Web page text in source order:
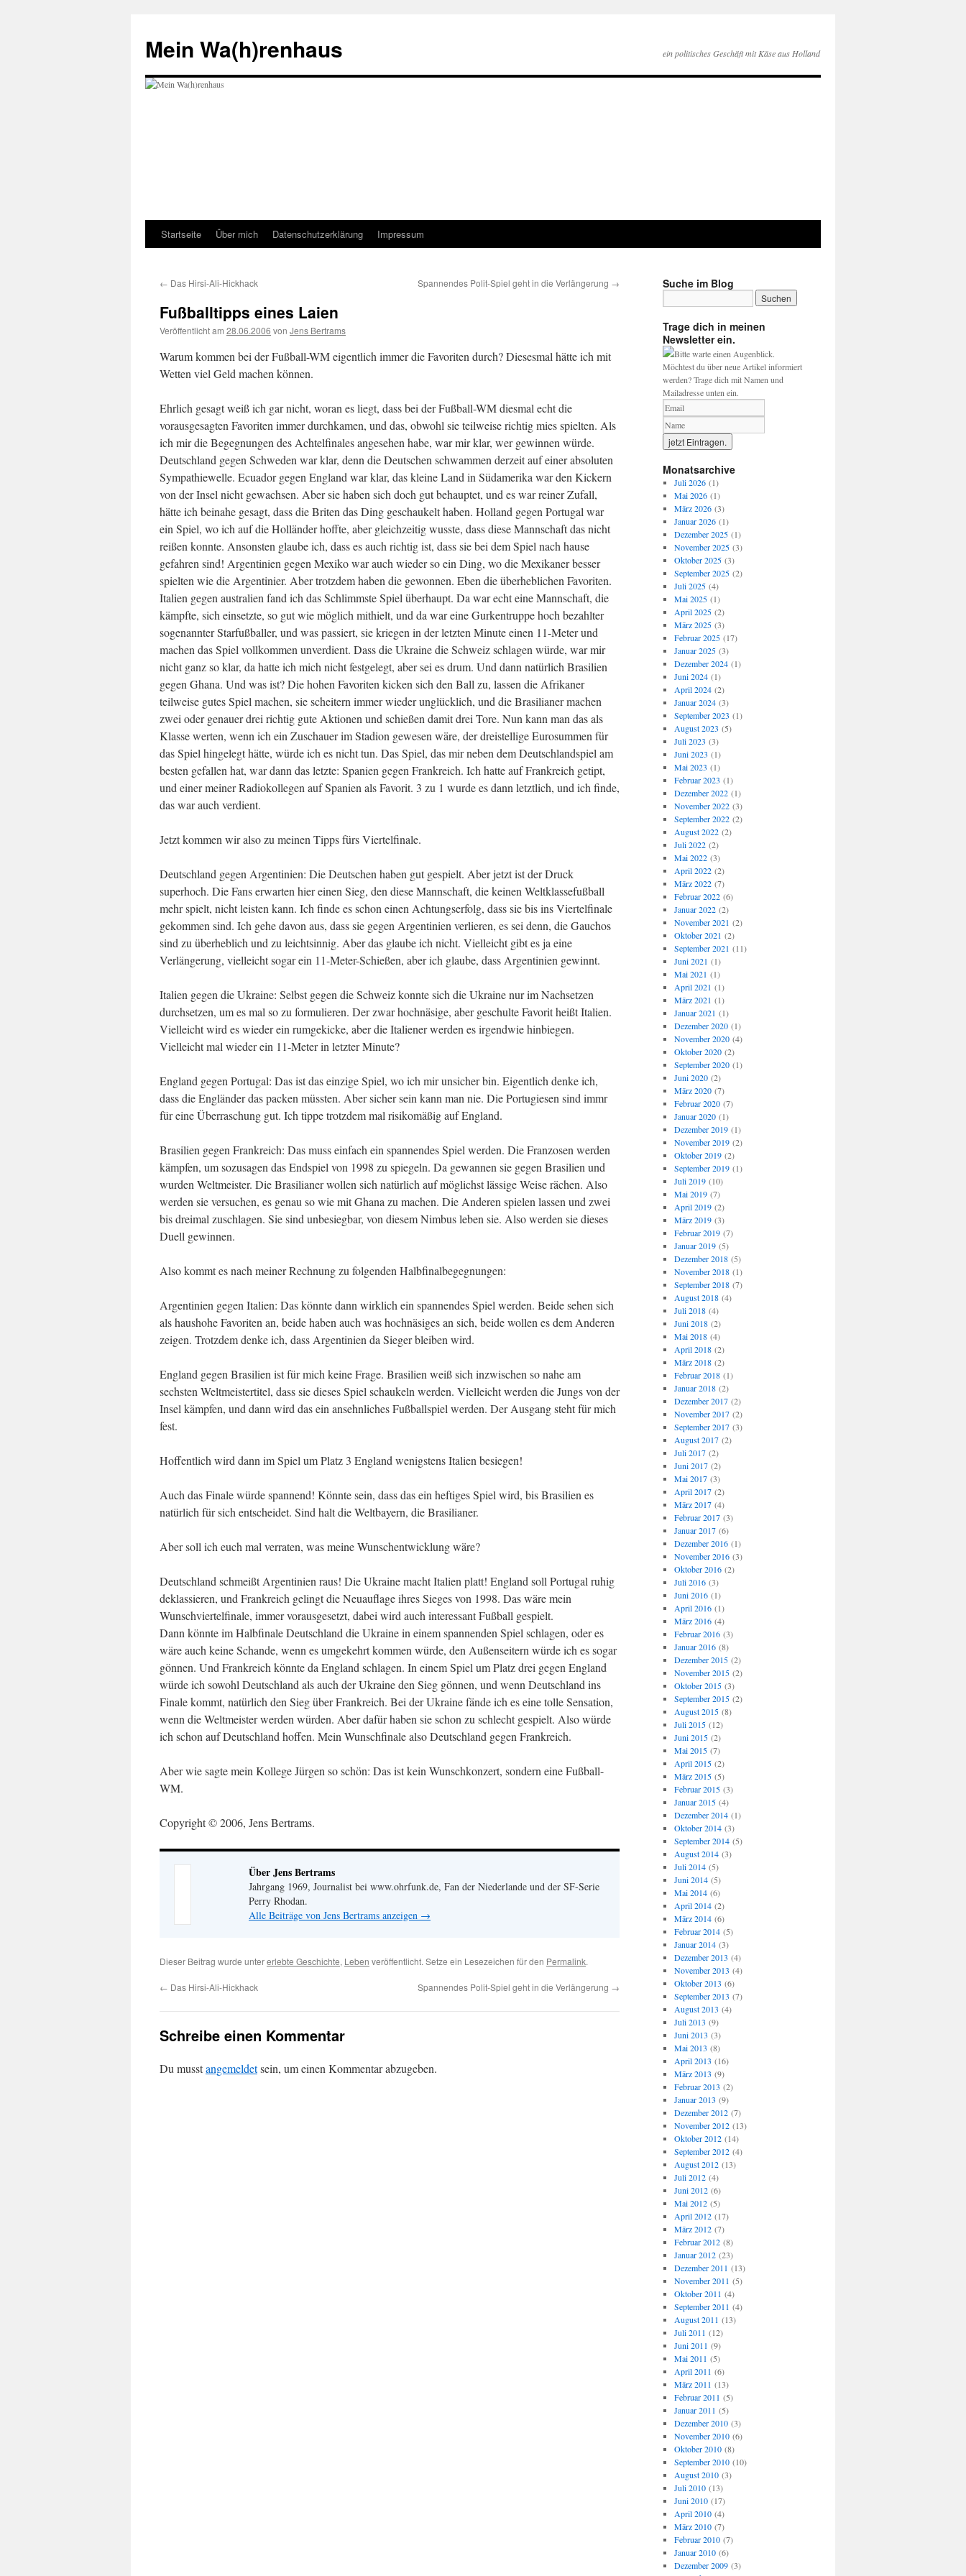
springen
Mein Wa(h)renhaus ein politisches Geschäft mit Käse aus Holland
Startseite Über mich Datenschutzerklärung Impressum
← Das Hirsi-Ali-Hickhack Spannendes Polit-Spiel geht in die Verlängerung →
Fußballtipps eines Laien
Veröffentlicht am 28.06.2006 von Jens Bertrams
Warum kommen bei der Fußball-WM eigentlich immer die Favoriten durch? Diesesmal hätte ich mit
Wetten viel Geld machen können.
Ehrlich gesagt weiß ich gar nicht, woran es liegt, dass bei der Fußball-WM diesmal echt die
vorausgesagten Favoriten immer durchkamen, und das, obwohl sie teilweise richtig mies spielten. Als
ich mir die Begegnungen des Achtelfinales angesehen habe, war mir klar, wer gewinnen würde.
Deutschland gegen Schweden war klar, denn die Deutschen schwammen derzeit auf einer absoluten
Sympathiewelle. Ecuador gegen England war klar, das kleine Land in Südamerika war den Kickern
von der Insel nicht gewachsen. Aber sie haben sich doch gut behauptet, und es war reiner Zufall,
hätte ich beinahe gesagt, dass die Briten das Ding geschaukelt haben. Holland gegen Portugal war
ein Spiel, wo ich auf die Holländer hoffte, aber gleichzeitig wusste, dass diese Mannschaft das nicht
reißen konnte. Ansonsten glaube ich, dass es auch richtig ist, dass sie bei dem Spiel nach hause
gefahren sind! Argentinien gegen Mexiko war auch wieder so ein Ding, wo die Mexikaner besser
spielten wie die Argentinier. Aber trotzdem haben die gewonnen. Eben die überheblichen Favoriten.
Italien gegen australien fand ich das Schlimmste Spiel überhaupt. Da war echt eine Mannschaft, die
kämpfte, sich einsetzte, so gut wie möglich mithielt, und da war eine Gurkentruppe hoch bezahlter
sogenannter Starfußballer, und was passiert, sie kriegen in der letzten Minute einen 11-Meter und
machen das Spiel vollkommen unverdient. Dass die Ukraine die Schweiz schlagen würde, war mir
nicht ganz so klar, da hatte ich mich nicht festgelegt, aber sei es drum. Und dann natürlich Brasilien
gegen Ghana. Und was ist? Die hohen Favoriten kicken sich den Ball zu, lassen die Afrikaner
teilweise gutes Spiel machen, sie scheitern immer wieder unglücklich, und die Brasilianer machen
zwei oder genauer drei richtig gute Aktionen und schießen damit drei Tore. Nun kann man das als
Klasse werten, wenn ich ein Zuschauer im Stadion gewesen wäre, der dreistellige Eurosummen für
das Spiel hingelegt hätte, würde ich es nicht tun. Das Spiel, das mir neben dem Deutschlandspiel am
besten gefallen hat, war dann das letzte: Spanien gegen Frankreich. Ich hatte auf Frankreich getipt,
und einer meiner Radiokollegen auf Spanien als Favorit. 3 zu 1 wurde es dann letztlich, und ich finde,
das war auch verdient.
Jetzt kommen wir also zu meinen Tipps fürs Viertelfinale.
Deutschland gegen Argentinien: Die Deutschen haben gut gespielt. Aber jetzt ist der Druck
superhoch. Die Fans erwarten hier einen Sieg, den diese Mannschaft, die keinen Weltklassefußball
mehr spielt, nicht leisten kann. Ich finde es schon einen Achtungserfolg, dass sie bis ins Viertelfinale
gekommen sind. Ich gehe davon aus, dass sie gegen Argentinien verlieren, es sei denn, die Gauchos
sind zu überheblich und zu leichtsinnig. Aber das glaube ich nicht. Vielleicht gibt es ja eine
Verlängerung, vielleicht sogar ein 11-Meter-Schießen, aber ich glaube, dass Argentinien gewinnt.
Italien gegen die Ukraine: Selbst gegen die Schweiz konnte sich die Ukraine nur im Nachsetzen
durchsetzen, um es mal so zu formulieren. Der zwar hochnäsige, aber geschulte Favorit heißt Italien.
Vielleicht wird es wieder ein rumgekicke, aber die Italiener werden es irgendwie hinbiegen.
Vielleicht mal wieder ein 11-Meter in letzter Minute?
England gegen Portugal: Das ist das einzige Spiel, wo ich mir unsicher bin. Eigentlich denke ich,
dass die Engländer das packen müssten. Aber sicher sein kann man nie. Die Portugiesen sind immr
für eine Überraschung gut. Ich tippe trotzdem mal risikomäßig auf England.
Brasilien gegen Frankreich: Das muss einfach ein spannendes Spiel werden. Die Franzosen werden
kämpfen, um sozusagen das Endspiel von 1998 zu spiegeln. Da gewannen sie gegen Brasilien und
wurden Weltmeister. Die Brasilianer wollen sich natürlich auf möglichst lässige Weise rächen. Also
werden sie versuchen, es genau so wie mit Ghana zu machen. Die Anderen spielen lassen und zwei
bis dreimal zuschlagen. Sie sind unbesiegbar, von diesem Nimbus leben sie. Also werden sie dieses
Duell gewinnen.
Also kommt es nach meiner Rechnung zu folgenden Halbfinalbegegnungen:
Argentinien gegen Italien: Das könnte dann wirklich ein spannendes Spiel werden. Beide sehen sich
als haushohe Favoriten an, beide haben auch was hochnäsiges an sich, beide wollen es dem Anderen
zeigen. Trotzdem denke ich, dass Argentinien da Sieger bleiben wird.
England gegen Brasilien ist für mich keine Frage. Brasilien weiß sich inzwischen so nahe am
sechsten Weltmeistertitel, dass sie dieses Spiel schaukeln werden. Vielleicht werden die Jungs von der
Insel kämpfen, und dann wird das ein ansehnliches Fußballspiel werden. Der Ausgang steht für mich
fest.
Hoffentlich wird dann im Spiel um Platz 3 England wenigstens Italien besiegen!
Auch das Finale würde spannend! Könnte sein, dass das ein heftiges Spiel wird, bis Brasilien es
natürlich für sich entscheidet. Sind halt die Weltbayern, die Brasilianer.
Aber soll ich euch mal verraten, was meine Wunschentwicklung wäre?
Deutschland schmeißt Argentinien raus! Die Ukraine macht Italien platt! England soll Portugal ruhig
deklassieren, und Frankreich gelingt die Neuauflage ihres Sieges von 1998. Das wäre mein
Wunschviertelfinale, immer vorausgesetzt, dabei wird auch interessant Fußball gespielt.
Dann könnte im Halbfinale Deutschland die Ukraine in einem spannenden Spiel schlagen, oder es
wäre auch keine Schande, wenn es umgekehrt kommen würde, den Außenseitern würde ich es sogar
gönnen. Und Frankreich könnte da England schlagen. In einem Spiel um Platz drei gegen England
würde ich sowohl Deutschland als auch der Ukraine den Sieg gönnen, und wenn Deutschland ins
Finale kommt, natürlich den Sieg über Frankreich. Bei der Ukraine fände ich es eine tolle Sensation,
wenn die Weltmeister werden würden. Aber dafür haben sie schon zu schlecht gespielt. Also würde
ich schon auf Deutschland hoffen. Mein Wunschfinale also Deutschland gegen Frankreich.
Aber wie sagte mein Kollege Jürgen so schön: Das ist kein Wunschkonzert, sondern eine Fußball-
WM.
Copyright © 2006, Jens Bertrams.
Über Jens Bertrams
Jahrgang 1969, Journalist bei www.ohrfunk.de, Fan der Niederlande und der SF-Serie
Perry Rhodan.
Alle Beiträge von Jens Bertrams anzeigen →
Dieser Beitrag wurde untererlebte Geschichte, Leben veröffentlicht. Setze ein Lesezeichen für den Permalink.
← Das Hirsi-Ali-Hickhack Spannendes Polit-Spiel geht in die Verlängerung →
Schreibe einen Kommentar
Du musstangemeldetsein, um einen Kommentar abzugeben.
Suche im Blog
Trage dich in meinen
Newsletter ein.
Bitte warte einen Augenblick.
Möchtest du über neue Artikel informiert
werden? Trage dich mit Namen und
Mailadresse unten ein.
Monatsarchive
Juli 2026(1)
Mai 2026(1)
März 2026(3)
Januar 2026(1)
Dezember 2025(1)
November 2025(3)
Oktober 2025(3)
September 2025(2)
Juli 2025(4)
Mai 2025(1)
April 2025(2)
März 2025(3)
Februar 2025(17)
Januar 2025(3)
Dezember 2024(1)
Juni 2024(1)
April 2024(2)
Januar 2024(3)
September 2023 (1)
August 2023 (5)
Juli 2023 (3)
Juni 2023 (1)
Mai 2023 (1)
Februar 2023 (1)
Dezember 2022(1)
November 2022(3)
September 2022(2)
August 2022(2)
Juli 2022(2)
Mai 2022(3)
April 2022(2)
März 2022(7)
Februar 2022(6)
Januar 2022(2)
November 2021 (2)
Oktober 2021 (2)
September 2021 (11)
Juni 2021 (1)
Mai 2021 (1)
April 2021 (1)
März 2021 (1)
Januar 2021 (1)
Dezember 2020(1)
November 2020(4)
Oktober 2020(2)
September 2020(1)
Juni 2020(2)
März 2020(7)
Februar 2020(7)
Januar 2020(1)
Dezember 2019(1)
November 2019(2)
Oktober 2019(2)
September 2019(1)
Juli 2019(10)
Mai 2019(7)
April 2019(2)
März 2019(3)
Februar 2019(7)
Januar 2019(5)
Dezember 2018(5)
November 2018(1)
September 2018(7)
August 2018(4)
Juli 2018(4)
Juni 2018(2)
Mai 2018(4)
April 2018(2)
März 2018(2)
Februar 2018(1)
Januar 2018(2)
Dezember 2017(2)
November 2017(2)
September 2017(3)
August 2017(2)
Juli 2017(2)
Juni 2017(2)
Mai 2017(3)
April 2017(2)
März 2017(4)
Februar 2017(3)
Januar 2017(6)
Dezember 2016(1)
November 2016(3)
Oktober 2016(2)
Juli 2016(3)
Juni 2016(1)
April 2016(1)
März 2016(4)
Februar 2016(3)
Januar 2016(8)
Dezember 2015(2)
November 2015(2)
Oktober 2015(3)
September 2015(2)
August 2015(8)
Juli 2015(12)
Juni 2015(2)
Mai 2015(7)
April 2015(2)
März 2015(5)
Februar 2015(3)
Januar 2015(4)
Dezember 2014(1)
Oktober 2014(3)
September 2014(5)
August 2014(3)
Juli 2014(5)
Juni 2014(5)
Mai 2014(6)
April 2014(2)
März 2014(6)
Februar 2014(5)
Januar 2014(3)
Dezember 2013 (4)
November 2013 (4)
Oktober 2013 (6)
September 2013 (7)
August 2013 (4)
Juli 2013 (9)
Juni 2013 (3)
Mai 2013 (8)
April 2013 (16)
März 2013 (9)
Februar 2013 (2)
Januar 2013 (9)
Dezember 2012(7)
November 2012(13)
Oktober 2012(14)
September 2012(4)
August 2012(13)
Juli 2012(4)
Juni 2012(6)
Mai 2012(5)
April 2012(17)
März 2012(7)
Februar 2012(8)
Januar 2012(23)
Dezember 2011 (13)
November 2011 (5)
Oktober 2011 (4)
September 2011 (4)
August 2011 (13)
Juli 2011 (12)
Juni 2011 (9)
Mai 2011 (5)
April 2011 (6)
März 2011 (13)
Februar 2011 (5)
Januar 2011 (5)
Dezember 2010(3)
November 2010(6)
Oktober 2010(8)
September 2010(10)
August 2010(3)
Juli 2010(13)
Juni 2010(17)
April 2010(4)
März 2010(7)
Februar 2010(7)
Januar 2010(6)
Dezember 2009(3)